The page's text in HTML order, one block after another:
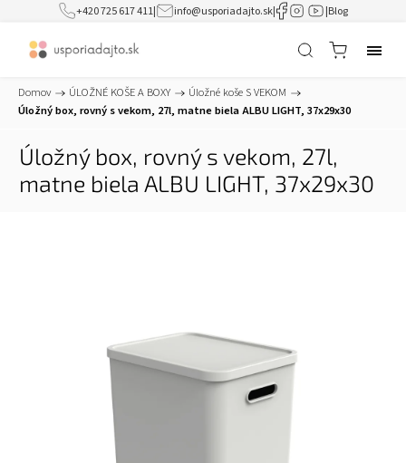
+420 725 617 411| info@usporiadajto.sk| |Blog
Domov / ÚLOŽNÉ KOŠE A BOXY / Úložné koše S VEKOM /
Úložný box, rovný s vekom, 27l, matne biela ALBU LIGHT, 37x29x30
Úložný box, rovný s vekom, 27l,
matne biela ALBU LIGHT, 37x29x30